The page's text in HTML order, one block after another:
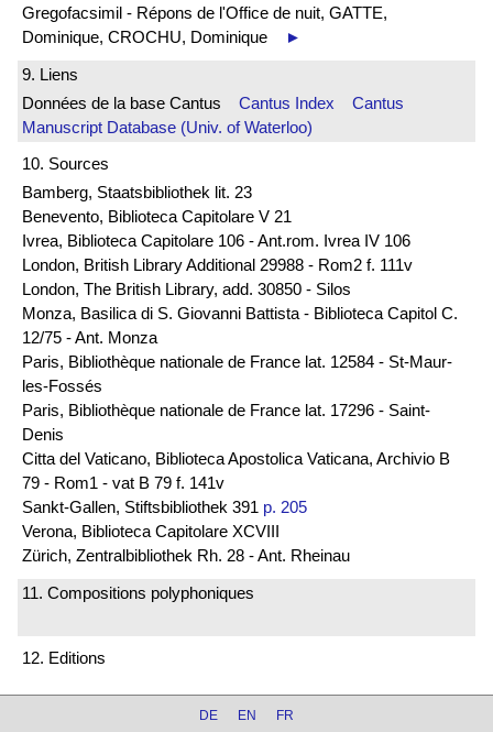
Gregofacsimil - Répons de l'Office de nuit, GATTE,
Dominique, CROCHU, Dominique
►
9. Liens
Données de la base Cantus Cantus Index
Cantus
Manuscript Database (Univ. of Waterloo)
10. Sources
Bamberg, Staatsbibliothek lit. 23
Benevento, Biblioteca Capitolare V 21
Ivrea, Biblioteca Capitolare 106 - Ant.rom. Ivrea IV 106
London, British Library Additional 29988 - Rom2 f. 111v
London, The British Library, add. 30850 - Silos
Monza, Basilica di S. Giovanni Battista - Biblioteca Capitol C.
12/75 - Ant. Monza
Paris, Bibliothèque nationale de France lat. 12584 - St-Maur-
les-Fossés
Paris, Bibliothèque nationale de France lat. 17296 - Saint-
Denis
Citta del Vaticano, Biblioteca Apostolica Vaticana, Archivio B
79 - Rom1 - vat B 79 f. 141v
Sankt-Gallen, Stiftsbibliothek 391 p. 205
Verona, Biblioteca Capitolare XCVIII
Zürich, Zentralbibliothek Rh. 28 - Ant. Rheinau
11. Compositions polyphoniques
12. Editions
DE EN FR